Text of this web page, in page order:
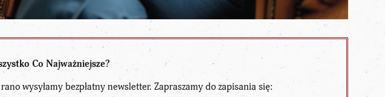
Co Najważniejsze?
wysyłamy bezpłatny newsletter. Zapraszamy do zapisania się: